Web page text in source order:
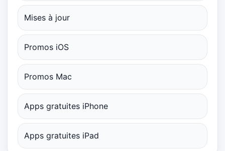
Mises à jour
Promos iOS
Promos Mac
Apps gratuites iPhone
Apps gratuites iPad